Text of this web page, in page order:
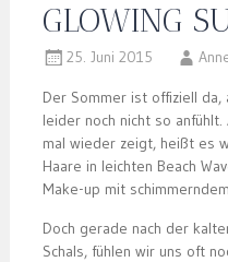
GLOWING
25. Juni 2015
Der Sommer ist offiziell da,
leider noch nicht so
mal wieder zeigt, heißt es
Haare in leichten Beach
Make-up mit
Doch gerade nach der
Schals, fühlen wir uns oft